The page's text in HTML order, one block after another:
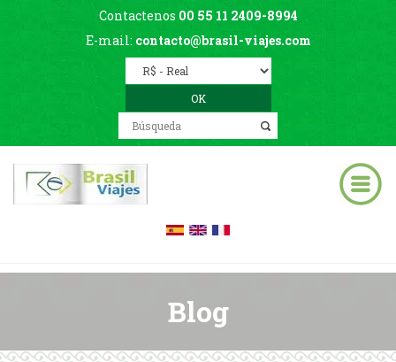
Contactenos 00 55 11 2409-8994
E-mail: contacto@brasil-viajes.com
Blog